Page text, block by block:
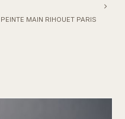
MAIN RIHOUET PARIS